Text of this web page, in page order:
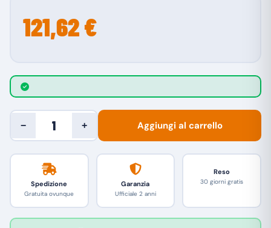
121,62 €
− + Aggiungi al carrello
Spedizione
Gratuita ovunque
Garanzia
Ufficiale 2 anni
Reso
30 giorni gratis